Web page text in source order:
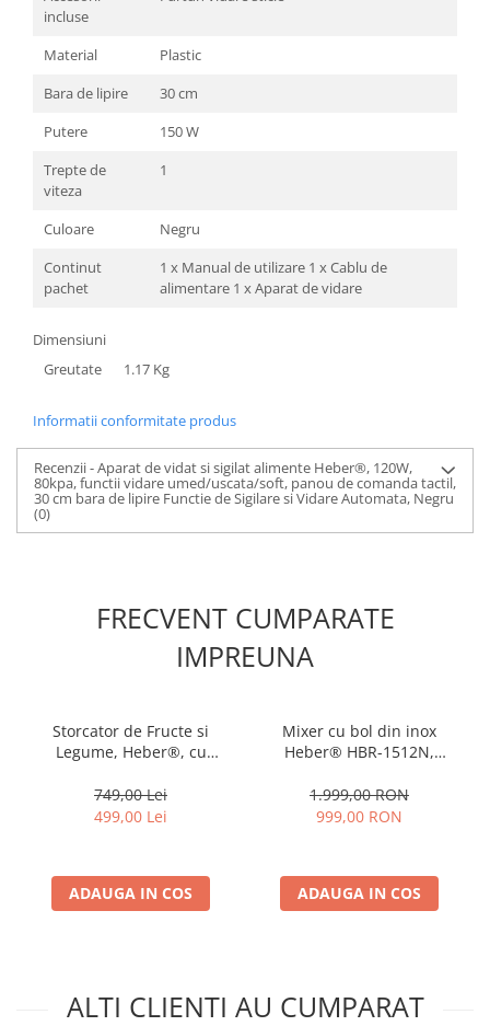
incluse
Material
Plastic
Bara de lipire
30 cm
Putere
150 W
Trepte de
viteza
1
Culoare
Negru
Continut
pachet
1 x Manual de utilizare 1 x Cablu de
alimentare 1 x Aparat de vidare
Dimensiuni
Greutate
1.17 Kg
Informatii conformitate produs
Recenzii - Aparat de vidat si sigilat alimente Heber®, 120W,
80kpa, functii vidare umed/uscata/soft, panou de comanda tactil,
30 cm bara de lipire Functie de Sigilare si Vidare Automata, Negru
(0)
FRECVENT CUMPARATE
IMPREUNA
Storcator de Fructe si
Legume, Heber®, cu
Soft/Hard, Display LED, Sita
Inox, Functie Reverse,
calatorie 500ml, Gri
749,00 Lei
499,00 Lei
ADAUGA IN COS
Mixer cu bol din inox
Heber® HBR-1512N,
10 Viteze, Functie Pulse,
Oprire automata, Miscare
accesorii incluseNegru
1.999,00 RON
999,00 RON
ADAUGA IN COS
ALTI CLIENTI AU CUMPARAT